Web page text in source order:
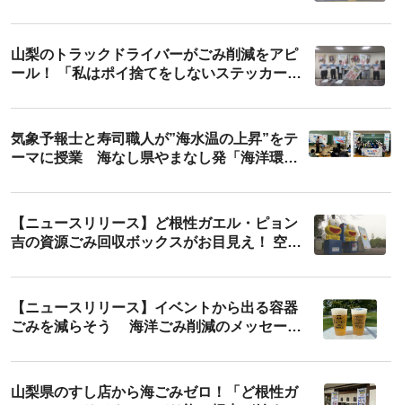
山梨のトラックドライバーがごみ削減をアピ
ール！ 「私はポイ捨てをしないステッカー」
気象予報士と寿司職人が”海水温の上昇”をテ
ーマに授業 海なし県やまなし発「海洋環境
【ニュースリリース】ど根性ガエル・ピョン
吉の資源ごみ回収ボックスがお目見え！ 空き
施 2022年11月2日(水)～25日(金)まで 【小
瀬スポーツ公園／山梨県甲府市】
【ニュースリリース】イベントから出る容器
ごみを減らそう 海洋ごみ削減のメッセージ
入
山梨県のすし店から海ごみゼロ！「ど根性ガ